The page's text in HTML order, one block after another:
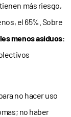
más riesgo,
el 65%. Sobre
menos asiduos:
no hacer uso
no haber